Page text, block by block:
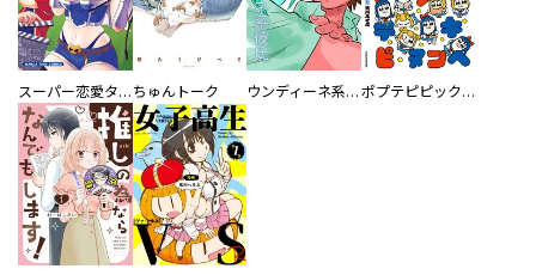
スーパー恋愛タイム！～現場でドＳな彼女は自宅でデレる～ ちゅんトーク ウンディーネ系彼氏 ポプテピピック SEASON EIGHT